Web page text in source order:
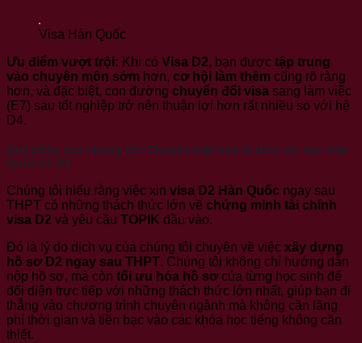
Visa Hàn Quốc
Ưu điểm vượt trội: Khi có Visa D2, bạn được tập trung
vào chuyên môn sớm hơn, cơ hội làm thêm cũng rõ ràng
hơn, và đặc biệt, con đường chuyển đổi visa sang làm việc
(E7) sau tốt nghiệp trở nên thuận lợi hơn rất nhiều so với hệ
D4.
Giải pháp của chúng tôi: Chuyên biệt hóa lộ trình du học Hàn
Quốc hệ D2
Chúng tôi hiểu rằng việc xin visa D2 Hàn Quốc ngay sau
THPT có những thách thức lớn về chứng minh tài chính
visa D2 và yêu cầu TOPIK đầu vào.
Đó là lý do dịch vụ của chúng tôi chuyên về việc xây dựng
hồ sơ D2 ngay sau THPT. Chúng tôi không chỉ hướng dẫn
nộp hồ sơ, mà còn tối ưu hóa hồ sơcủa từng học sinh để
đối diện trực tiếp với những thách thức lớn nhất, giúp bạn đi
thẳng vào chương trình chuyên ngành mà không cần lãng
phí thời gian và tiền bạc vào các khóa học tiếng không cần
thiết.